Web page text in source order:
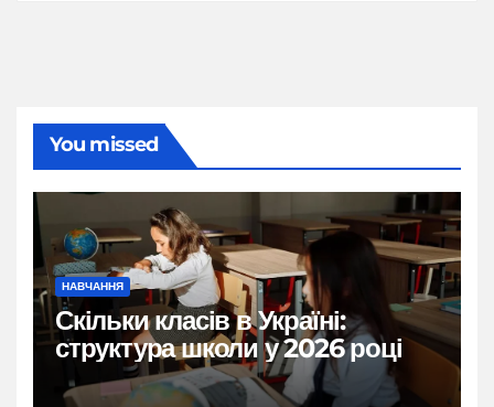
You missed
НАВЧАННЯ
Скільки класів в Україні:
структура школи у 2026 році